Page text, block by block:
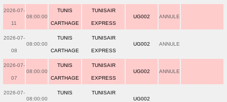
2026-07-
11
08:00:00
TUNIS
CARTHAGE
TUNISAIR
EXPRESS
UG002 ANNULE
2026-07-
08
08:00:00
TUNIS
CARTHAGE
TUNISAIR
EXPRESS
UG002 ANNULE
2026-07-
07
08:00:00
TUNIS
CARTHAGE
TUNISAIR
EXPRESS
UG002 ANNULE
2026-07-
08:00:00
TUNIS TUNISAIR
UG002